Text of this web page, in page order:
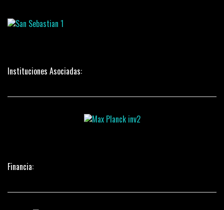
Instituciones Asociadas:
Financia: